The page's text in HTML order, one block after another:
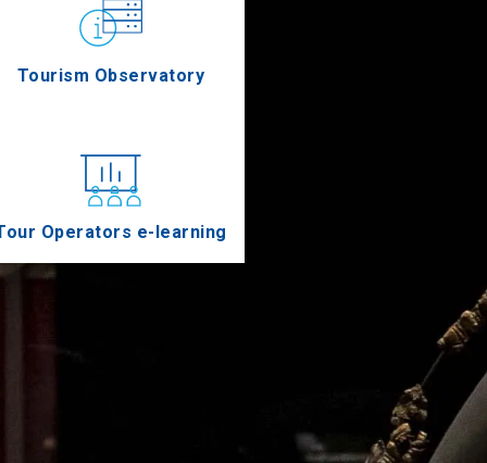
Tourism Observatory
Operators e-learning